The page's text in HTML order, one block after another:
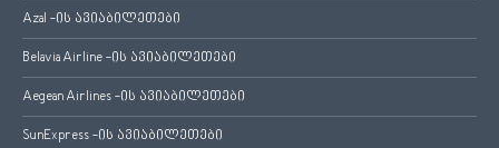
Azal -ის ავიაბილეთები
Belavia Airline -ის ავიაბილეთები
Aegean Airlines -ის ავიაბილეთები
SunExpress -ის ავიაბილეთები